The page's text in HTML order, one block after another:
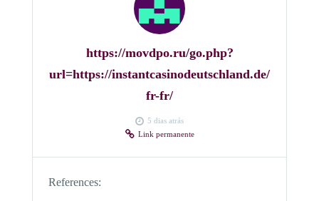
https://movdpo.ru/go.php?
url=https://instantcasinodeutschland.de/
fr-fr/
5 dias atrás
Link permanente
References: